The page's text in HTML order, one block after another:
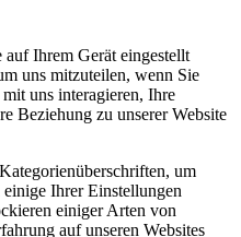
Ihrem Gerät eingestellt
uns mitzuteilen, wenn Sie
uns interagieren, Ihre
Beziehung zu unserer Website
um
Ihrer Einstellungen
einiger Arten von
auf unseren Websites